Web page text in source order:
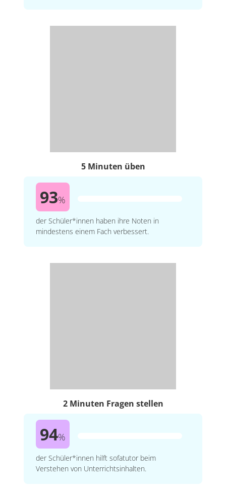
5 Minuten üben
93%
der Schüler*innen haben ihre Noten in
mindestens einem Fach verbessert.
2 Minuten Fragen stellen
94%
der Schüler*innen hilft sofatutor beim
Verstehen von Unterrichtsinhalten.